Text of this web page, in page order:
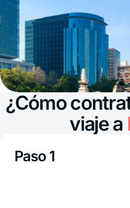
¿Cómo
viaje a
Paso 1